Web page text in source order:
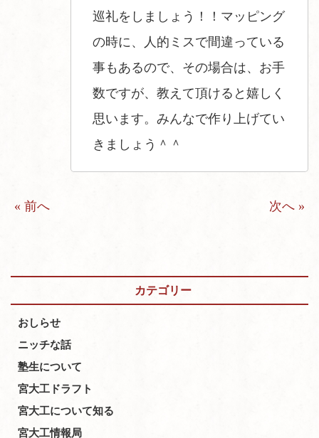
巡礼をしましょう！！マッピング
の時に、人的ミスで間違っている
事もあるので、その場合は、お手
数ですが、教えて頂けると嬉しく
思います。みんなで作り上げてい
きましょう＾＾
« 前へ 次へ »
カテゴリー
おしらせ
ニッチな話
塾生について
宮大工ドラフト
宮大工について知る
宮大工情報局